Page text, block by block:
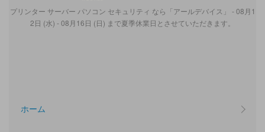
プリンター サーバー パソコン セキュリティ なら「アールデバイス」 - 08月1
2日 (水) - 08月16日 (日) まで夏季休業日とさせていただきます。
ホーム